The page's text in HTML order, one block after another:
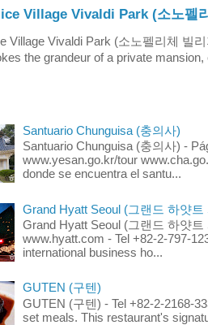
Village Vivaldi Park (소노펠
Village Vivaldi Park (소노펠리체 빌
the grandeur of a private
Santuario Chunguisa (충의사)
Santuario Chunguisa (충의사) -
www.yesan.go.kr/tour
donde se encuentra el santu...
Grand Hyatt Seoul (그랜드 하얏트
Grand Hyatt Seoul (그랜드 하얏트
www.hyatt.com - Tel +82-2-797-
international business ho...
GUTEN (구텐)
GUTEN (구텐) - Tel +82-2-2168-
set meals. This restaurant's